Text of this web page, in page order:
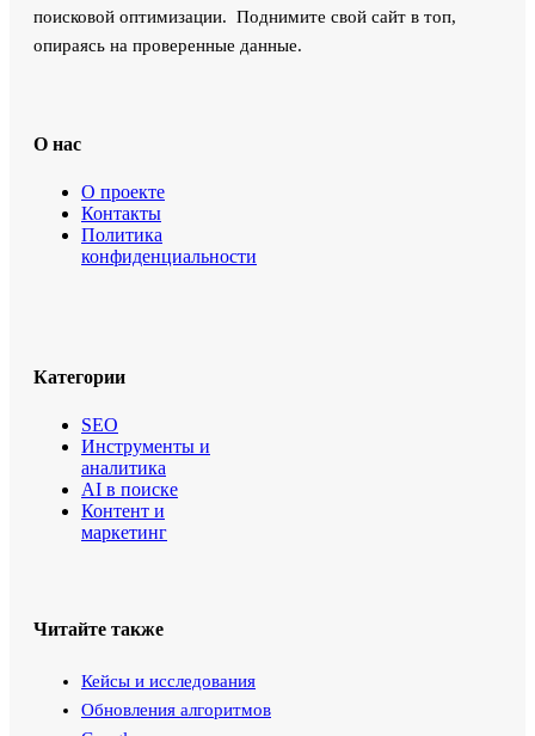
поисковой оптимизации. Поднимите свой сайт в топ,
опираясь на проверенные данные.
О нас
О проекте
Контакты
Политика
конфиденциальности
Категории
SEO
Инструменты и
аналитика
AI в поиске
Контент и
маркетинг
Читайте также
Кейсы и исследования
Обновления алгоритмов